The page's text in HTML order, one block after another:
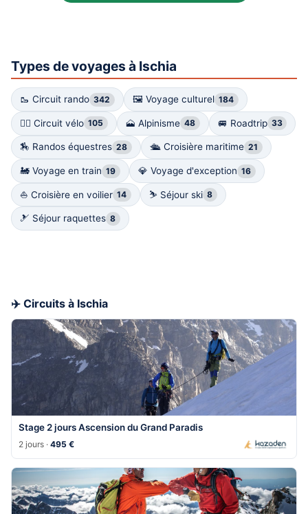
Types de voyages à Ischia
🥾 Circuit rando 342 🖼 Voyage culturel 184
🚴‍♀️ Circuit vélo 105 🗻 Alpinisme 48 🚐 Roadtrip 33
🏇 Randos équestres 28 🛳️ Croisière maritime 21
🚂 Voyage en train 19 💎 Voyage d'exception 16
⛵️ Croisière en voilier 14 ⛷ Séjour ski 8
🎿 Séjour raquettes 8
✈️ Circuits à Ischia
Stage 2 jours Ascension du Grand Paradis
2 jours ·495 €